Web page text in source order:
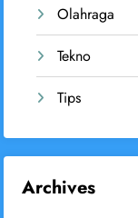
Olahraga
Tekno
Tips
Archives